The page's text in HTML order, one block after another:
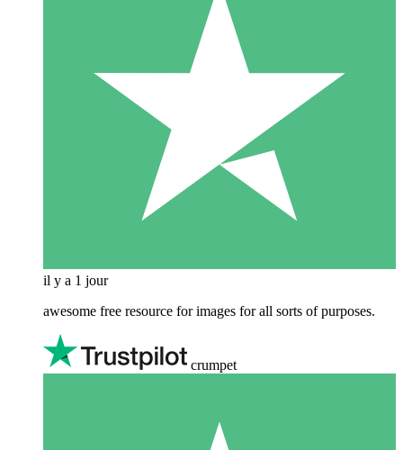
il y a 1 jour
awesome free resource for images for all sorts of purposes.
crumpet